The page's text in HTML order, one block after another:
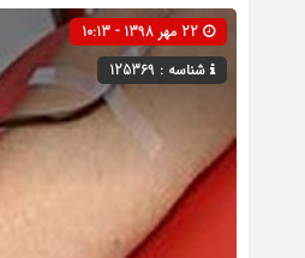
شناسه : 125369